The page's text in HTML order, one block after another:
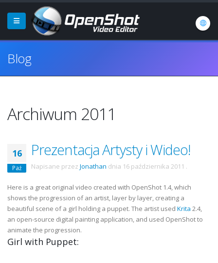
Blog
Archiwum 2011
16
Paź
Prezentacja Artysty i Wideo!
Napisane przez Jonathan dnia 16 października 2011 .
Here is a great original video created with OpenShot 1.4, which
shows the progression of an artist, layer by layer, creating a
beautiful scene of a girl holding a puppet. The artist used Krita 2.4,
an open-source digital painting application, and used OpenShot to
animate the progression.
Girl with Puppet: